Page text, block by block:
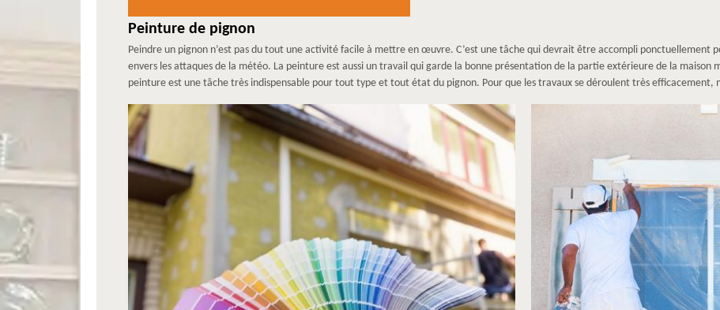
Peinture de pignon
Peindre un pignon n’est pas du tout une activité facile à mettre en œuvre. C’est une tâche qui devrait être accompli ponctuellement
envers les attaques de la météo. La peinture est aussi un travail qui garde la bonne présentation de la partie extérieure de la maison
peinture est une tâche très indispensable pour tout type et tout état du pignon. Pour que les travaux se déroulent très efficacement,